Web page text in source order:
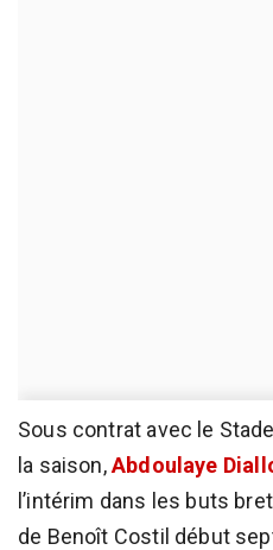
Sous contrat avec le
la saison,Abdoulaye
l’intérim dans les buts
de Benoît Costil début